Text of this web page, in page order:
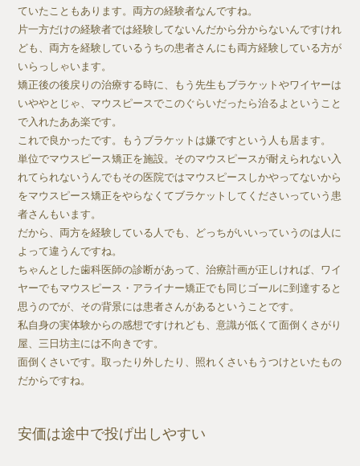
ていたこともあります。両方の経験者なんですね。
片一方だけの経験者では経験してないんだから分からないんですけれ
ども、両方を経験しているうちの患者さんにも両方経験している方が
いらっしゃいます。
矯正後の後戻りの治療する時に、もう先生もブラケットやワイヤーは
いややとじゃ、マウスピースでこのぐらいだったら治るよということ
で入れたああ楽です。
これで良かったです。もうブラケットは嫌ですという人も居ます。
単位でマウスピース矯正を施設。そのマウスピースが耐えられない入
れてられないうんでもその医院ではマウスピースしかやってないから
をマウスピース矯正をやらなくてブラケットしてくださいっていう患
者さんもいます。
だから、両方を経験している人でも、どっちがいいっていうのは人に
よって違うんですね。
ちゃんとした歯科医師の診断があって、治療計画が正しければ、ワイ
ヤーでもマウスピース・アライナー矯正でも同じゴールに到達すると
思うのでが、その背景には患者さんがあるということです。
私自身の実体験からの感想ですけれども、意識が低くて面倒くさがり
屋、三日坊主には不向きです。
面倒くさいです。取ったり外したり、照れくさいもうつけといたもの
だからですね。
安価は途中で投げ出しやすい